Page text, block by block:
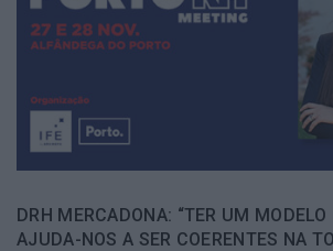
DRH MERCADONA: “TER UM
AJUDA-NOS A SER COERENTES NA